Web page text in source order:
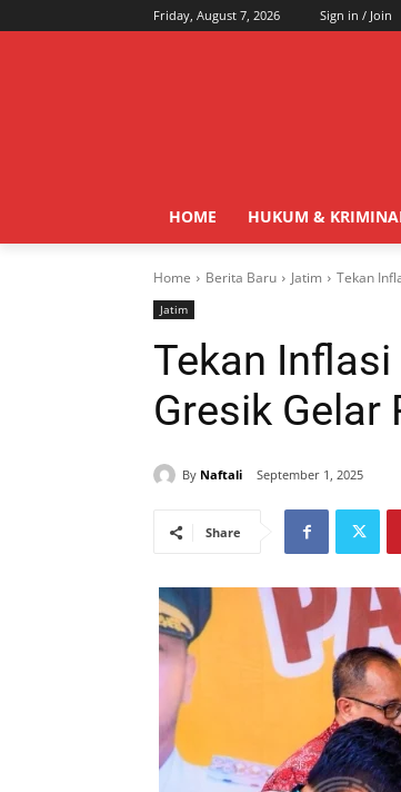
Friday, August 7, 2026 Sign in / Join
HOME HUKUM &
Home Berita Baru Jatim Tekan
Jatim
Tekan
Gresik Gelar
By Naftali September 1, 2025
Share